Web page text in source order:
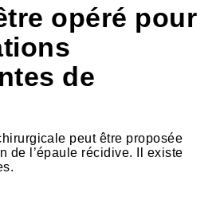
opéré pour
de
peut être proposée
de l’épaule récidive. Il existe